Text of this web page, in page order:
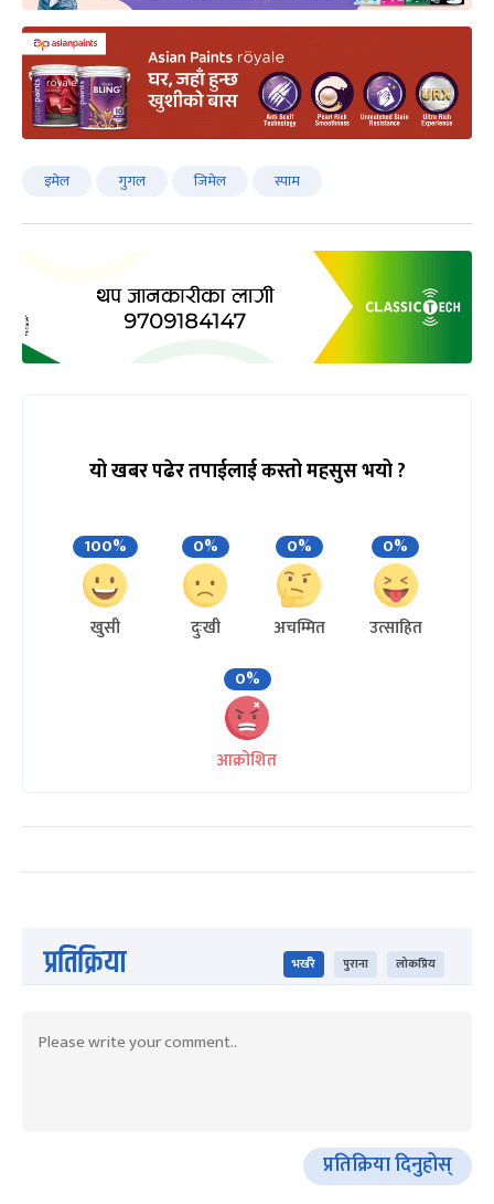
इमेल गुगल जिमेल स्पाम
यो खबर पढेर तपाईलाई कस्तो महसुस भयो ?
100%
खुसी
0%
दुःखी
0%
अचम्मित
0%
उत्साहित
0%
आक्रोशित
प्रतिक्रिया भर्खरै पुराना लोकप्रिय
प्रतिक्रिया दिनुहोस्